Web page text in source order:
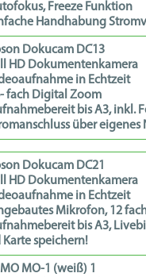
Freeze Funktion
Handhabung
Dokucam DC13
HD Dokumentenkamera
in Echtzeit
fach Digital Zoom
bis A3, inkl.
über eigenes
Dokucam DC21
HD Dokumentenkamera
in Echtzeit
Mikrofon, 12
bis A3,
Karte speichern!
MO-1 (weiß) 1